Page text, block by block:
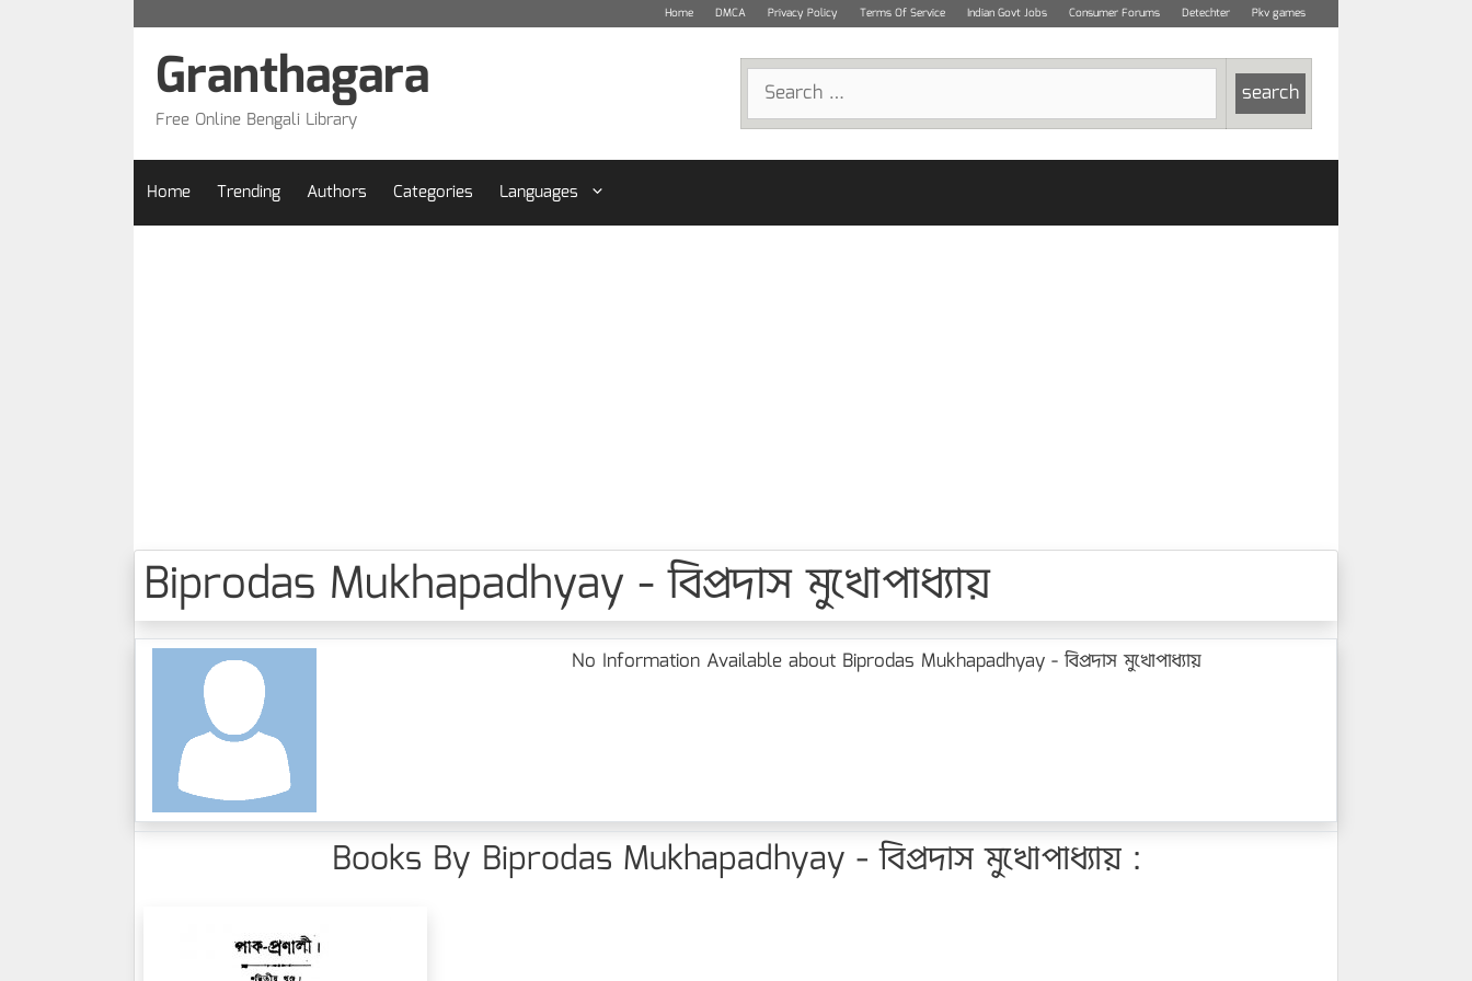
Home DMCA Privacy Policy Terms Of Service Indian Govt Jobs Consumer Forums Detechter Pkv games
Search
for:
Granthagara
Free Online Bengali Library
Home Trending Authors Categories Languages
Biprodas Mukhapadhyay - বিপ্রদাস মুখোপাধ্যায়
No Information Available about Biprodas Mukhapadhyay - বিপ্রদাস মুখোপাধ্যায়
Books By Biprodas Mukhapadhyay - বিপ্রদাস মুখোপাধ্যায় :